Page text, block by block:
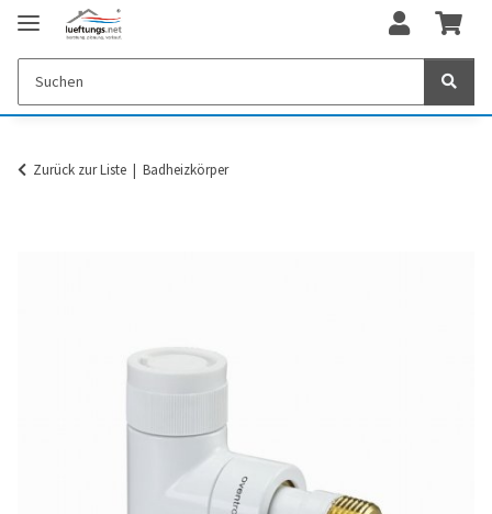
Zurück zur Liste Badheizkörper